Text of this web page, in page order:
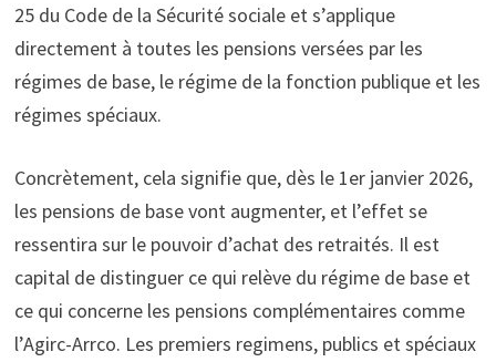
25 du Code de la Sécurité sociale et s’applique
directement à toutes les pensions versées par les
régimes de base, le régime de la fonction publique et les
régimes spéciaux.
Concrètement, cela signifie que, dès le 1er janvier 2026,
les pensions de base vont augmenter, et l’effet se
ressentira sur le pouvoir d’achat des retraités. Il est
capital de distinguer ce qui relève du régime de base et
ce qui concerne les pensions complémentaires comme
l’Agirc-Arrco. Les premiers regimens, publics et spéciaux